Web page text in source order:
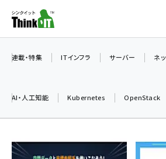
ン
ツ
加藤銘のチーム貢献～仲間と築
連載・特集 ITインフラ サーバー ネ
AI・人工知能 Kubernetes OpenStack